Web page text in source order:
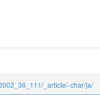
_article/-char/ja/